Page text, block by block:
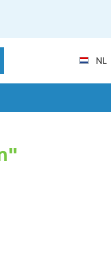
NL